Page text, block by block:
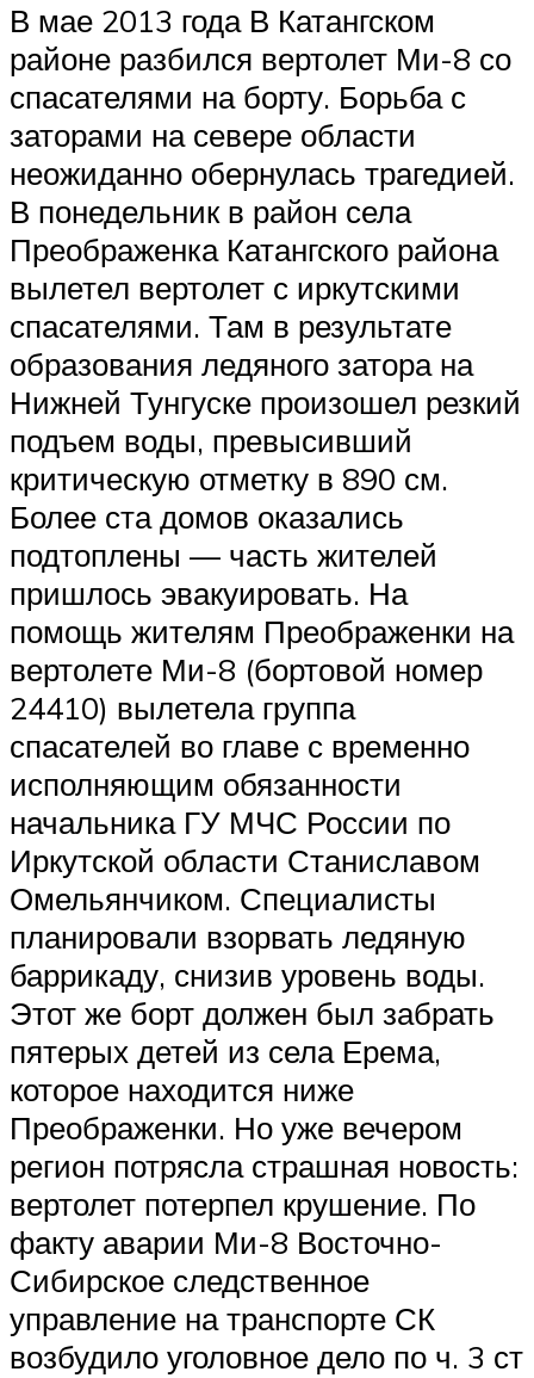
В мае 2013 года В Катангском
районе разбился вертолет Ми-8 со
спасателями на борту. Борьба с
заторами на севере области
неожиданно обернулась трагедией.
В понедельник в район села
Преображенка Катангского района
вылетел вертолет с иркутскими
спасателями. Там в результате
образования ледяного затора на
Нижней Тунгуске произошел резкий
подъем воды, превысивший
критическую отметку в 890 см.
Более ста домов оказались
подтоплены — часть жителей
пришлось эвакуировать. На
помощь жителям Преображенки на
вертолете Ми-8 (бортовой номер
24410) вылетела группа
спасателей во главе с временно
исполняющим обязанности
начальника ГУ МЧС России по
Иркутской области Станиславом
Омельянчиком. Специалисты
планировали взорвать ледяную
баррикаду, снизив уровень воды.
Этот же борт должен был забрать
пятерых детей из села Ерема,
которое находится ниже
Преображенки. Но уже вечером
регион потрясла страшная новость:
вертолет потерпел крушение. По
факту аварии Ми-8 Восточно-
Сибирское следственное
управление на транспорте СК
возбудило уголовное дело по ч. 3 ст